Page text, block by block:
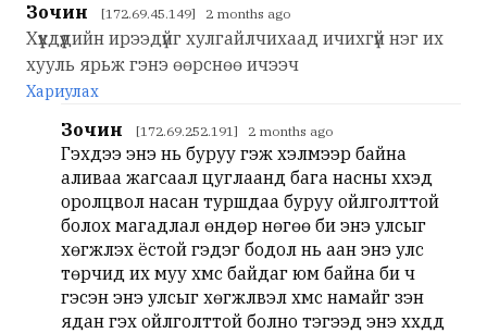
Зочин [172.69.45.149] 2 months ago
Хүүхдүүдийн ирээдүйг хулгайлчихаад ичихгүй нэг их
хууль ярьж гэнэ өөрснөө ичээч
Хариулах
Зочин [172.69.252.191] 2 months ago
Гэхдээ энэ нь буруу гэж хэлмээр байна
аливаа жагсаал цуглаанд бага насны хүүхэд
оролцвол насан туршдаа буруу ойлголттой
болох магадлал өндөр нөгөө би энэ улсыг
хөгжүүлэх ёстой гэдэг бодол нь аан энэ улс
төрчид их муу хүмүүс байдаг юм байна би ч
гэсэн энэ улсыг хөгжүүлвэл хүмүүс намайг үзэн
ядан гэх ойлголттой болно тэгээд энэ хүүхдүүд